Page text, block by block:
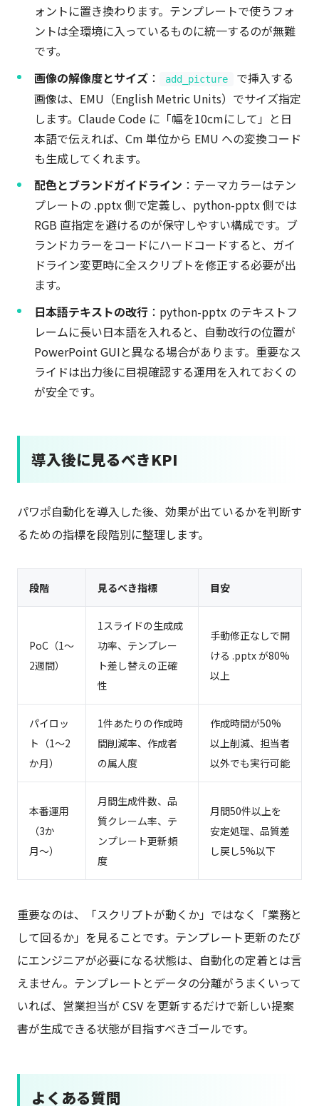
ォントに置き換わります。テンプレートで使うフォ
ントは全環境に入っているものに統一するのが無難
です。
画像の解像度とサイズ ： add_picture
で挿入する
画像は、EMU（English Metric Units）でサイズ指定
します。Claude Code に「幅を10cmにして」と日
本語で伝えれば、Cm 単位から EMU への変換コード
も生成してくれます。
配色とブランドガイドライン ：テーマカラーはテン
プレートの .pptx 側で定義し、python-pptx 側では
RGB 直指定を避けるのが保守しやすい構成です。ブ
ランドカラーをコードにハードコードすると、ガイ
ドライン変更時に全スクリプトを修正する必要が出
ます。
日本語テキストの改行 ：python-pptx のテキストフ
レームに長い日本語を入れると、自動改行の位置が
PowerPoint GUIと異なる場合があります。重要なス
ライドは出力後に目視確認する運用を入れておくの
が安全です。
導入後に見るべきKPI
パワポ自動化を導入した後、効果が出ているかを判断す
るための指標を段階別に整理します。
段階 見るべき指標 目安
PoC（1〜
2週間）
1スライドの生成成
功率、テンプレー
ト差し替えの正確
性
手動修正なしで開
ける .pptx が80%
以上
パイロッ
ト（1〜2
か月）
1件あたりの作成時
間削減率、作成者
の属人度
作成時間が50%
以上削減、担当者
以外でも実行可能
本番運用
（3か
月〜）
月間生成件数、品
質クレーム率、テ
ンプレート更新頻
度
月間50件以上を
安定処理、品質差
し戻し5%以下
重要なのは、「スクリプトが動くか」ではなく「業務と
して回るか」を見ることです。テンプレート更新のたび
にエンジニアが必要になる状態は、自動化の定着とは言
えません。テンプレートとデータの分離がうまくいって
いれば、営業担当が CSV を更新するだけで新しい提案
書が生成できる状態が目指すべきゴールです。
よくある質問